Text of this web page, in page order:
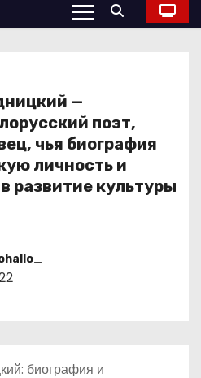
—
поэт,
чья биография
личность и
развитие культуры